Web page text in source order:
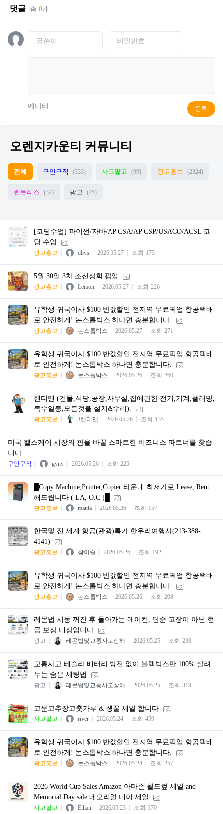
댓글 총 0개
에디터 등록
오렌지카운티 커뮤니티
전체 구인구직 (333) 사고팔고 (99) 광고홍보 (2324)
렌트리스 (32) 광고 (45)
[코딩수업] 파이썬/자바/AP CSA/AP CSP/USACO/ACSL 코
딩 수업
광고홍보 dbys 2026.05.27 조회 173
5월 30일 3차 조선상회 팝업
광고홍보 Lemon 2026.05.27 조회 226
유학생 귀국이사 $100 반값할인 전지역 무료픽업 항공택배
로 안전하게! 논스톱박스 하나면 충분합니다.
광고홍보 논스톱박스 2026.05.27 조회 271
유학생 귀국이사 $100 반값할인 전지역 무료픽업 항공택배
로 안전하게! 논스톱박스 하나면 충분합니다.
광고홍보 논스톱박스 2026.05.26 조회 260
핸디맨 (건물,식당,공장,사무실,집에관한 전기,기계,플러밍,
목수일등,모든것을 설치&수리).
광고홍보 J핸디맨 2026.05.26 조회 135
미국 헬스케어 시장의 판을 바꿀 스마트한 비즈니스 파트너를 찾습
니다.
구인구직 gyny 2026.05.26 조회 225
█Copy Machine,Printer,Copier 타운내 최저가로 Lease, Rent
해드립니다 ( LA, O.C )█
광고홍보 mania 2026.05.26 조회 157
한국및 전 세계 항공(관광)특가 한우리여행사(213-388-
4141)
광고홍보 참이슬 2026.05.26 조회 192
유학생 귀국이사 $100 반값할인 전지역 무료픽업 항공택배
로 안전하게! 논스톱박스 하나면 충분합니다.
광고홍보 논스톱박스 2026.05.26 조회 208
레몬법 시동 꺼진 후 돌아가는 에어컨, 단순 고장이 아닌 현
금 보상 대상입니다
광고 레몬법및교통사고상해 2026.05.25 조회 238
교통사고 테슬라 배터리 방전 없이 블랙박스만 100% 살려
두는 숨은 세팅법
광고 레몬법및교통사고상해 2026.05.25 조회 319
고운고추장고춧가루 & 생꿀 세일 합니다
사고팔고 river 2026.05.24 조회 459
유학생 귀국이사 $100 반값할인 전지역 무료픽업 항공택배
로 안전하게! 논스톱박스 하나면 충분합니다.
광고홍보 논스톱박스 2026.05.24 조회 257
2026 World Cup Sales Amazon 아마존 월드컾 세일 and
Memorial Day sale 메모리얼 대이 세일
사고팔고 Ethan 2026.05.23 조회 370